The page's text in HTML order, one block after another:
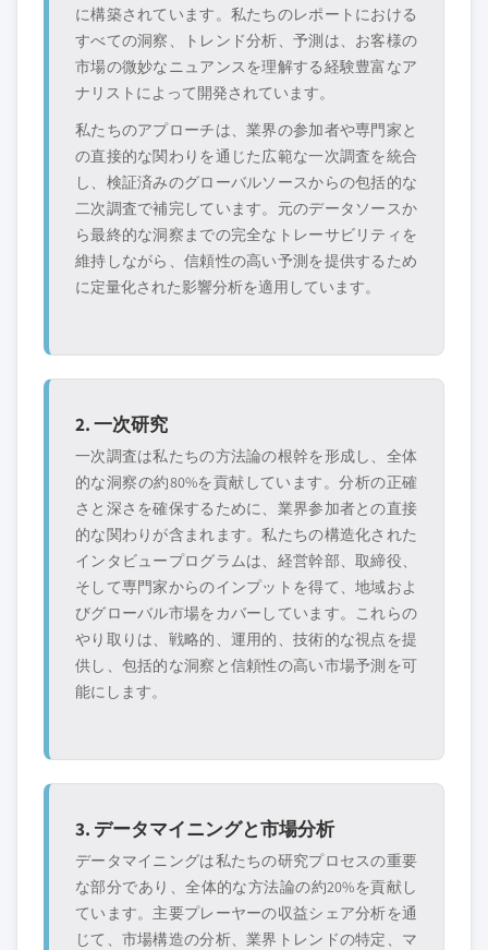
に構築されています。私たちのレポートにおける
すべての洞察、トレンド分析、予測は、お客様の
市場の微妙なニュアンスを理解する経験豊富なア
ナリストによって開発されています。
私たちのアプローチは、業界の参加者や専門家と
の直接的な関わりを通じた広範な一次調査を統合
し、検証済みのグローバルソースからの包括的な
二次調査で補完しています。元のデータソースか
ら最終的な洞察までの完全なトレーサビリティを
維持しながら、信頼性の高い予測を提供するため
に定量化された影響分析を適用しています。
2. 一次研究
一次調査は私たちの方法論の根幹を形成し、全体
的な洞察の約80%を貢献しています。分析の正確
さと深さを確保するために、業界参加者との直接
的な関わりが含まれます。私たちの構造化された
インタビュープログラムは、経営幹部、取締役、
そして専門家からのインプットを得て、地域およ
びグローバル市場をカバーしています。これらの
やり取りは、戦略的、運用的、技術的な視点を提
供し、包括的な洞察と信頼性の高い市場予測を可
能にします。
3. データマイニングと市場分析
データマイニングは私たちの研究プロセスの重要
な部分であり、全体的な方法論の約20%を貢献し
ています。主要プレーヤーの収益シェア分析を通
じて、市場構造の分析、業界トレンドの特定、マ